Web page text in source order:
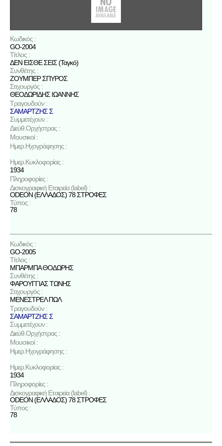
Κωδικός :
GO-2004
Τίτλος :
ΔΕΝ ΕΙΣΘΕ ΣΕΙΣ (Ταγκό)
Συνθέτης :
ΖΟΥΜΠΕΡ ΣΠΥΡΟΣ
Στιχουργός :
ΘΕΟΔΩΡΙΔΗΣ ΙΩΑΝΝΗΣ
Τραγουδούν :
ΣΑΜΑΡΤΖΗΣ Σ
Συμμετέχουν :
Διεύθ.Ορχήστρας :
Μουσικοί :
Ημερ.Ηχογράφησης :
Ημερ.Κυκλοφορίας :
1934
Πληροφορίες :
Δισκογραφική Εταιρεία (label) :
ODEON (ΕΛΛΑΔΟΣ) 78 ΣΤΡΟΦΕΣ
Τύπος :
78
Κωδικός :
GO-2005
Τίτλος :
ΜΠΑΡΜΠΑ ΘΟΔΩΡΗΣ
Συνθέτης :
ΦΑΡΟΥΓΓΙΑΣ ΤΩΝΗΣ
Στιχουργός :
ΜΕΝΕΣΤΡΕΛ ΠΩΛ
Τραγουδούν :
ΣΑΜΑΡΤΖΗΣ Σ
Συμμετέχουν :
Διεύθ.Ορχήστρας :
Μουσικοί :
Ημερ.Ηχογράφησης :
Ημερ.Κυκλοφορίας :
1934
Πληροφορίες :
Δισκογραφική Εταιρεία (label) :
ODEON (ΕΛΛΑΔΟΣ) 78 ΣΤΡΟΦΕΣ
Τύπος :
78